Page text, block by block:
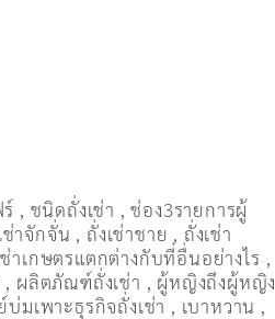
, ชนิดถั่งเช่า ,ช่อง3รายการผู้
ช่าจักจั่น , ถั่งเช่าชาย , ถั่งเช่า
ช่าเกษตรแตกต่างกับที่อื่นอย่างไร ,
, ผลิตภัณฑ์ถั่งเช่า , ผู้หญิงถึงผู้หญิง
บ่มเพาะธุรกิจถั่งเช่า , เบาหวาน ,